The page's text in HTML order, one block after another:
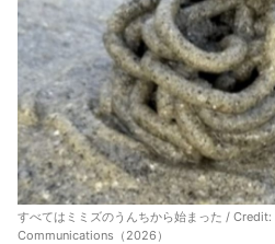
すべてはミミズのうんちから始まった /
Communications（2026）